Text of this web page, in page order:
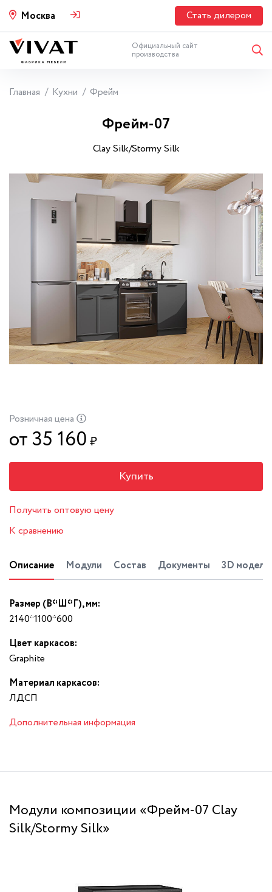
Москва Стать дилером
Официальный сайт
производства
Главная Кухни Фрейм
Фрейм-07
Clay Silk/Stormy Silk
Розничная цена
от 35 160 ₽
Купить
Получить оптовую цену
К сравнению
Описание Модули Состав Документы 3D модель
Размер (В*Ш*Г), мм:
2140*1100*600
Цвет каркасов:
Graphite
Материал каркасов:
ЛДСП
Дополнительная информация
Модули композиции «Фрейм-07 Clay
Silk/Stormy Silk»